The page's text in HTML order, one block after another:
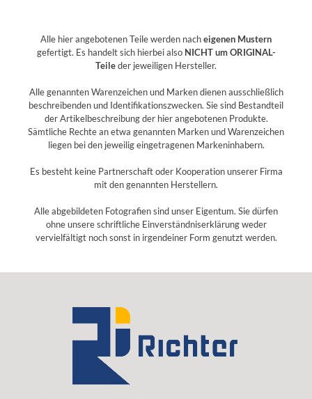
Alle hier angebotenen Teile werden nacheigenen Mustern
gefertigt. Es handelt sich hierbei also NICHT um ORIGINAL-
Teileder jeweiligen Hersteller.
Alle genannten Warenzeichen und Marken dienen ausschließlich
beschreibenden und Identifikationszwecken. Sie sind Bestandteil
der Artikelbeschreibung der hier angebotenen Produkte.
Sämtliche Rechte an etwa genannten Marken und Warenzeichen
liegen bei den jeweilig eingetragenen Markeninhabern.
Es besteht keine Partnerschaft oder Kooperation unserer Firma
mit den genannten Herstellern.
Alle abgebildeten Fotografien sind unser Eigentum. Sie dürfen
ohne unsere schriftliche Einverständniserklärung weder
vervielfältigt noch sonst in irgendeiner Form genutzt werden.